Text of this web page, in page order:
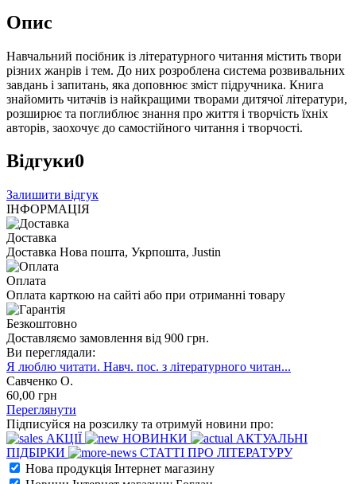
Опис
Навчальний посібник із літературного читання містить твори
різних жанрів і тем. До них розроблена система розвивальних
завдань і запитань, яка доповнює зміст підручника. Книга
знайомить читачів із найкращими творами дитячої літератури,
розширює та поглиблює знання про життя і творчість їхніх
авторів, заохочує до самостійного читання і творчості.
Відгуки0
Залишити відгук
ІНФОРМАЦІЯ
Доставка
Доставка Нова пошта, Укрпошта, Justin
Оплата
Оплата карткою на сайті або при отриманні товару
Безкоштовно
Доставляємо замовлення від 900 грн.
Ви переглядали:
Я люблю читати. Навч. пос. з літературного читан...
Савченко О.
60,00 грн
Переглянути
Підписуйся на розсилку та отримуй новини про:
АКЦІЇ
НОВИНКИ
АКТУАЛЬНІ
ПІДБІРКИ
СТАТТІ ПРО ЛІТЕРАТУРУ
Нова продукція Інтернет магазину